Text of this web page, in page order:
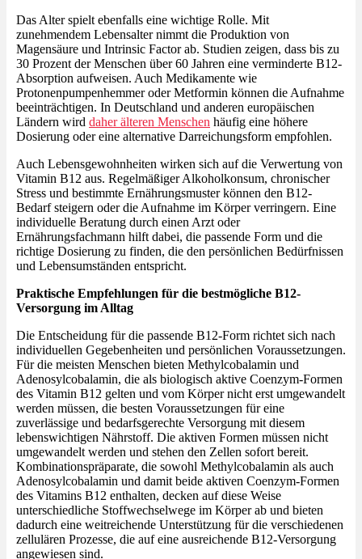
Das Alter spielt ebenfalls eine wichtige Rolle. Mit
zunehmendem Lebensalter nimmt die Produktion von
Magensäure und Intrinsic Factor ab. Studien zeigen, dass bis zu
30 Prozent der Menschen über 60 Jahren eine verminderte B12-
Absorption aufweisen. Auch Medikamente wie
Protonenpumpenhemmer oder Metformin können die Aufnahme
beeinträchtigen. In Deutschland und anderen europäischen
Ländern wird daher älteren Menschen häufig eine höhere
Dosierung oder eine alternative Darreichungsform empfohlen.
Auch Lebensgewohnheiten wirken sich auf die Verwertung von
Vitamin B12 aus. Regelmäßiger Alkoholkonsum, chronischer
Stress und bestimmte Ernährungsmuster können den B12-
Bedarf steigern oder die Aufnahme im Körper verringern. Eine
individuelle Beratung durch einen Arzt oder
Ernährungsfachmann hilft dabei, die passende Form und die
richtige Dosierung zu finden, die den persönlichen Bedürfnissen
und Lebensumständen entspricht.
Praktische Empfehlungen für die bestmögliche B12-
Versorgung im Alltag
Die Entscheidung für die passende B12-Form richtet sich nach
individuellen Gegebenheiten und persönlichen Voraussetzungen.
Für die meisten Menschen bieten Methylcobalamin und
Adenosylcobalamin, die als biologisch aktive Coenzym-Formen
des Vitamin B12 gelten und vom Körper nicht erst umgewandelt
werden müssen, die besten Voraussetzungen für eine
zuverlässige und bedarfsgerechte Versorgung mit diesem
lebenswichtigen Nährstoff. Die aktiven Formen müssen nicht
umgewandelt werden und stehen den Zellen sofort bereit.
Kombinationspräparate, die sowohl Methylcobalamin als auch
Adenosylcobalamin und damit beide aktiven Coenzym-Formen
des Vitamins B12 enthalten, decken auf diese Weise
unterschiedliche Stoffwechselwege im Körper ab und bieten
dadurch eine weitreichende Unterstützung für die verschiedenen
zellulären Prozesse, die auf eine ausreichende B12-Versorgung
angewiesen sind.